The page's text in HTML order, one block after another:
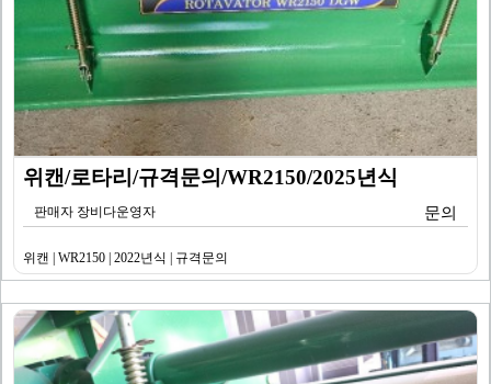
위캔/로타리/규격문의/WR2150/2025년식
판매자 장비다운영자 문의
위캔 | WR2150 | 2022년식 | 규격문의